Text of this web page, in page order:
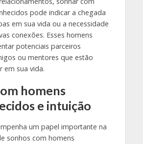
pode indicar a chegada
em sua vida ou a necessidade
conexões. Esses homens
potenciais parceiros
ou mentores que estão
em sua vida.
homens
e intuição
um papel importante na
sonhos com homens